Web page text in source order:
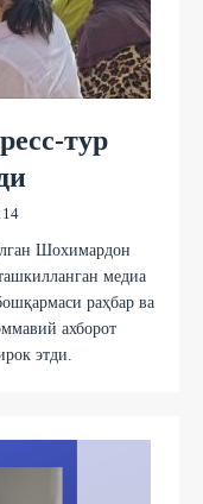
тур
Шохимардон
медиа
раҳбар ва
ахборот
этди.